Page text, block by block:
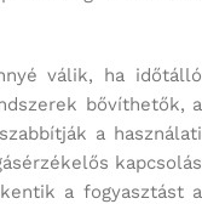
válik, ha időtálló
bővíthetők, a
a használati
kapcsolás
a fogyasztást a